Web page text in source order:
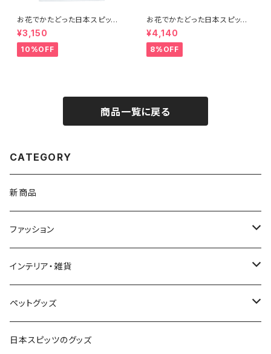
お花でかたどった日本スピッツ
のシルエットTシャツ（メンズ：ピ
ンク＆グリーン／ホワイト）
¥3,150
10%OFF
お花でかたどった日本スピッツ
のシルエットTシャツ（グリーン
／ホワイト／オーガニックコット
ン）
¥4,140
8%OFF
商品一覧に戻る
CATEGORY
新商品
ファッション
Ｔシャツ
パーカー
アクセサリー
インテリア・雑貨
スマートフォン・携帯電話
スマホリング
キッチン・ダイニング用品
ペットグッズ
首輪・ハーネス・リード
日本スピッツのグッズ